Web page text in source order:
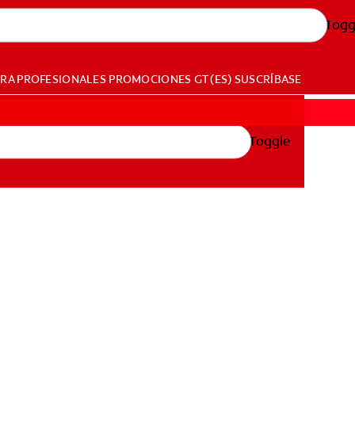
PROFESIONALES PROMOCIONES GT (ES) SUSCRÍBASE
Toggle